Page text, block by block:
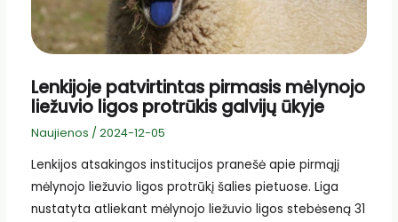
Lenkijoje patvirtintas pirmasis mėlynojo
liežuvio ligos protrūkis galvijų ūkyje
Naujienos / 2024-12-05
Lenkijos atsakingos institucijos pranešė apie pirmąjį
mėlynojo liežuvio ligos protrūkį šalies pietuose. Liga
nustatyta atliekant mėlynojo liežuvio ligos stebėseną 31